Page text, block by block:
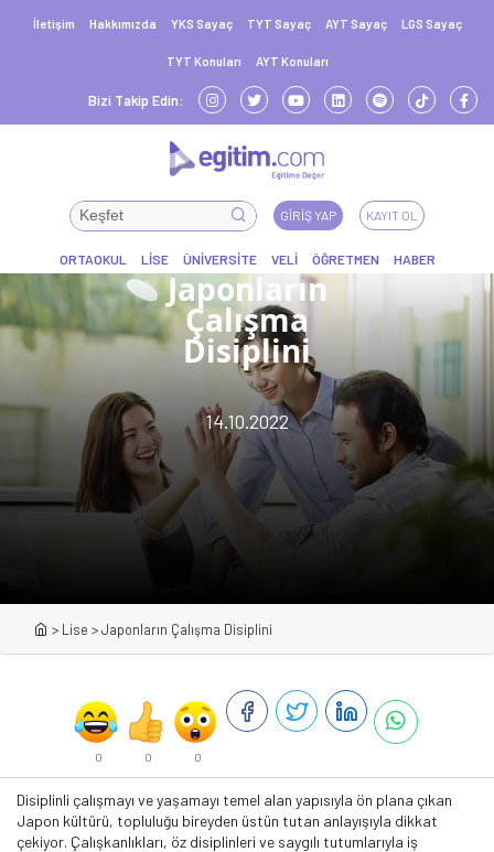
İletişim Hakkımızda YKS Sayaç TYT Sayaç AYT Sayaç LGS Sayaç
TYT Konuları AYT Konuları
Bizi Takip Edin:
GIRIŞ YAP KAYIT OL
Japonların
Çalışma
Disiplini
14.10.2022
> Lise >Japonların Çalışma Disiplini
0 0 0
Disiplinli çalışmayı ve yaşamayı temel alan yapısıyla ön plana çıkan
Japon kültürü, topluluğu bireyden üstün tutan anlayışıyla dikkat
çekiyor. Çalışkanlıkları, öz disiplinleri ve saygılı tutumlarıyla iş